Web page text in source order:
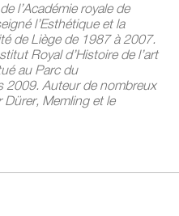
l’Académie royale de
l’Esthétique et la
de Liège de 1987 à 2007.
Royal d’Histoire de l’art
au Parc du
2009. Auteur de nombreux
Memling et le